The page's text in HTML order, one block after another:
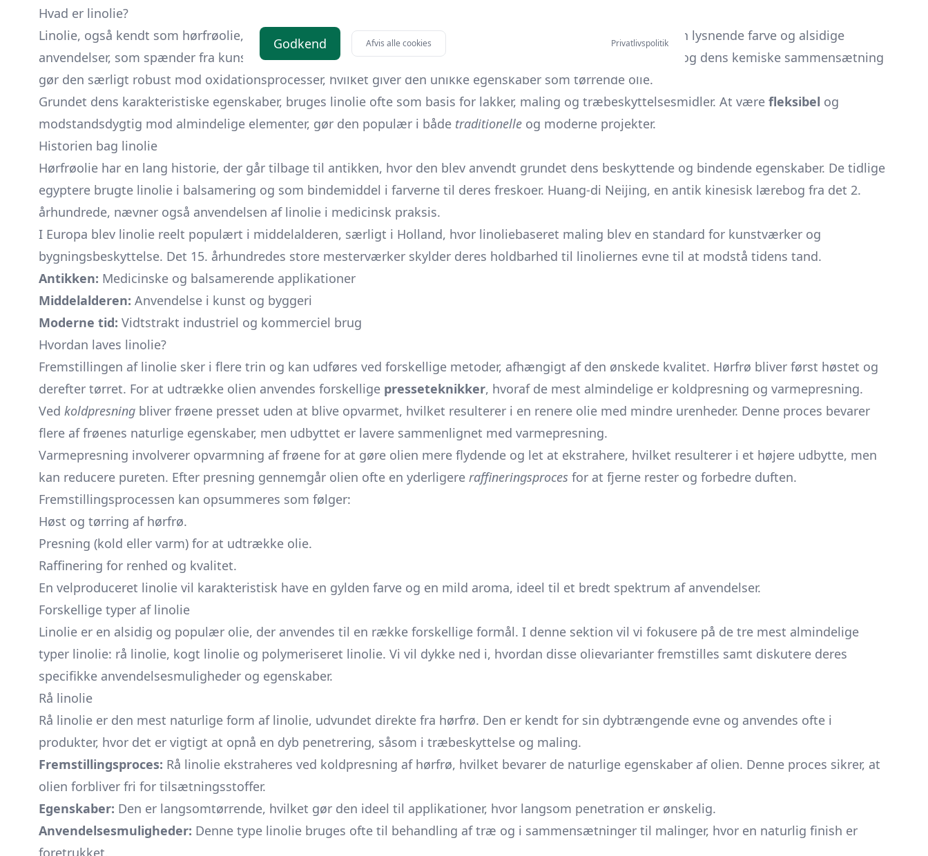
Hvad er linolie?
Linolie, også kendt som hørfrøolie, er en vegetabilsk olie afledt fra hørfrø. Denne naturlige olie er kendt for sin lysnende farve og alsidige
anvendelser, som spænder fra kunst til byggeri.Linoliekommer fra frøene fra
planten, og dens kemiske sammensætning
gør den særligt robust mod oxidationsprocesser, hvilket giver den unikke egenskaber som tørrende olie.
Grundet dens karakteristiske egenskaber, bruges linolie ofte som basis for lakker, maling og træbeskyttelsesmidler. At være fleksibel og
modstandsdygtig mod almindelige elementer, gør den populær i både traditionelle og moderne projekter.
Historien bag linolie
Hørfrøolie har en lang historie, der går tilbage til antikken, hvor den blev anvendt grundet dens beskyttende og bindende egenskaber. De tidlige
egyptere brugte linolie i balsamering og som bindemiddel i farverne til deres freskoer. Huang-di Neijing, en antik kinesisk lærebog fra det 2.
århundrede, nævner også anvendelsen af linolie i medicinsk praksis.
I Europa blev linolie reelt populært i middelalderen, særligt i Holland, hvor linoliebaseret maling blev en standard for kunstværker og
bygningsbeskyttelse. Det 15. århundredes store mesterværker skylder deres holdbarhed til linoliernes evne til at modstå tidens tand.
Antikken: Medicinske og balsamerende applikationer
Middelalderen: Anvendelse i kunst og byggeri
Moderne tid: Vidtstrakt industriel og kommerciel brug
Hvordan laves linolie?
Fremstillingen af linolie sker i flere trin og kan udføres ved forskellige metoder, afhængigt af den ønskede kvalitet. Hørfrø bliver først høstet og
derefter tørret. For at udtrække olien anvendes forskellige presseteknikker, hvoraf de mest almindelige er koldpresning og varmepresning.
Ved koldpresning bliver frøene presset uden at blive opvarmet, hvilket resulterer i en renere olie med mindre urenheder. Denne proces bevarer
flere af frøenes naturlige egenskaber, men udbyttet er lavere sammenlignet med varmepresning.
Varmepresning involverer opvarmning af frøene for at gøre olien mere flydende og let at ekstrahere, hvilket resulterer i et højere udbytte, men
kan reducere pureten. Efter presning gennemgår olien ofte en yderligere raffineringsproces for at fjerne rester og forbedre duften.
Fremstillingsprocessen kan opsummeres som følger:
Høst og tørring af hørfrø.
Presning (kold eller varm) for at udtrække olie.
Raffinering for renhed og kvalitet.
En velproduceret linolie vil karakteristisk have en gylden farve og en mild aroma, ideel til et bredt spektrum af anvendelser.
Forskellige typer af linolie
Linolie er en alsidig og populær olie, der anvendes til en række forskellige formål. I denne sektion vil vi fokusere på de tre mest almindelige
typer linolie: rå linolie, kogt linolie og polymeriseret linolie. Vi vil dykke ned i, hvordan disse olievarianter fremstilles samt diskutere deres
specifikke anvendelsesmuligheder og egenskaber.
Rå linolie
Rå linolie er den mest naturlige form af linolie, udvundet direkte fra hørfrø. Den er kendt for sin dybtrængende evne og anvendes ofte i
produkter, hvor det er vigtigt at opnå en dyb penetrering, såsom i træbeskyttelse og maling.
Fremstillingsproces: Rå linolie ekstraheres ved koldpresning af hørfrø, hvilket bevarer de naturlige egenskaber af olien. Denne proces sikrer, at
olien forbliver fri for tilsætningsstoffer.
Egenskaber: Den er langsomtørrende, hvilket gør den ideel til applikationer, hvor langsom penetration er ønskelig.
Anvendelsesmuligheder: Denne type linolie bruges ofte til behandling af træ og i sammensætninger til malinger, hvor en naturlig finish er
foretrukket.
Godkend Afvis alle cookies Privatlivspolitik